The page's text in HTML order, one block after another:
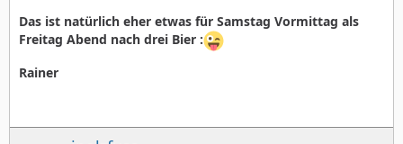
Das ist natürlich eher etwas für Samstag Vormittag als
Freitag Abend nach drei Bier :
Rainer